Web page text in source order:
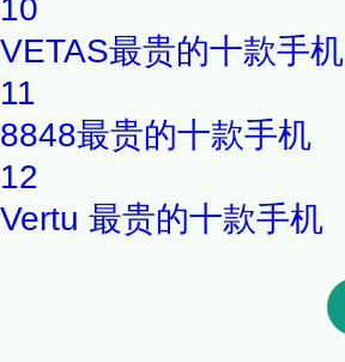
10
VETAS最贵的十款手机
11
8848最贵的十款手机
12
Vertu 最贵的十款手机